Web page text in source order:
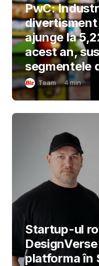
PwC:
divertisment
ajunge la
acest an,
segmentele
Team 4min
Startup-ul
platforma în